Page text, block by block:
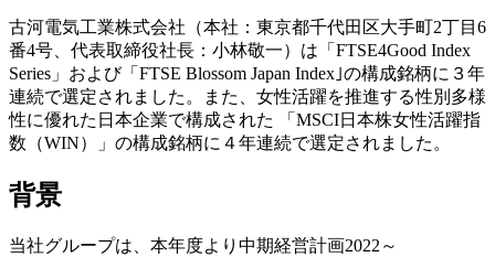
古河電気工業株式会社（本社：東京都千代田区大手町2丁目6
番4号、代表取締役社長：小林敬一）は「FTSE4Good Index
Series」および「FTSE Blossom Japan Index｣の構成銘柄に３年
連続で選定されました。また、女性活躍を推進する性別多様
性に優れた日本企業で構成された 「MSCI日本株女性活躍指
数（WIN）」の構成銘柄に４年連続で選定されました。
背景
当社グループは、本年度より中期経営計画2022～